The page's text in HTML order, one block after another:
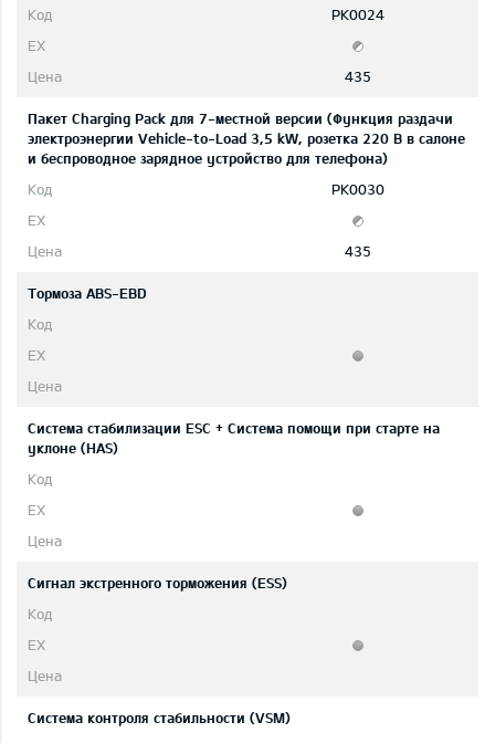
PK0024
435
Пакет Charging Pack для 7-местной версии (Функция раздачи
электроэнергии Vehicle-to-Load 3,5 kW, розетка 220 В в салоне
и беспроводное зарядное устройство для телефона)
PK0030
435
Тормоза ABS-EBD
Система стабилизации ESC + Система помощи при старте на
уклоне (HAS)
Сигнал экстренного торможения (ESS)
Система контроля стабильности (VSM)